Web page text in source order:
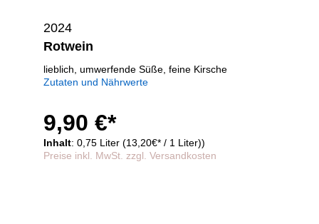
2024
Rotwein
lieblich, umwerfende Süße, feine Kirsche
Zutaten und Nährwerte
9,90 €*
Inhalt: 0,75 Liter (13,20€* / 1 Liter))
Preise inkl. MwSt. zzgl. Versandkosten